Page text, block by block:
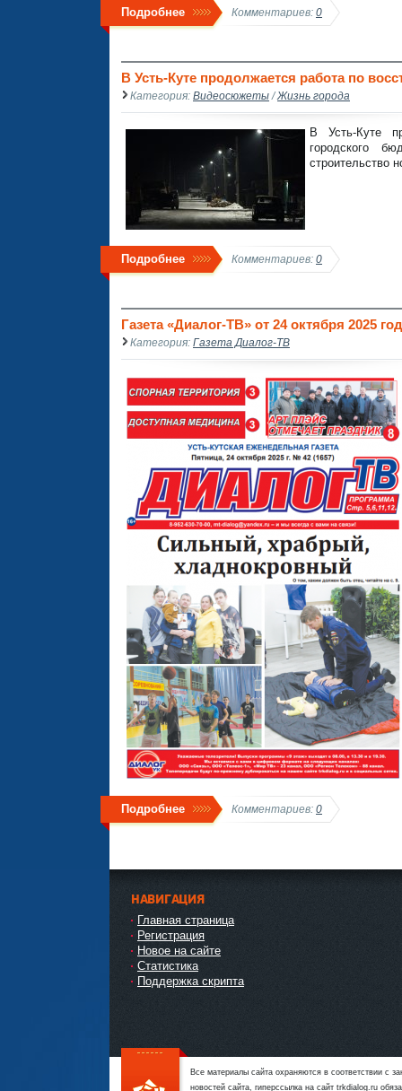
Подробнее Комментариев: 0
В Усть-Куте продолжается работа по
Категория: Видеосюжеты /Жизнь города
В Усть-Куте
городского
строительство
Подробнее Комментариев: 0
Газета «Диалог-ТВ» от 24 октября 2025
Категория: Газета Диалог-ТВ
Подробнее Комментариев: 0
НАВИГАЦИЯ
Главная страница
Регистрация
Новое на сайте
Статистика
Поддержка скрипта
Все материалы сайта охраняются в соответствии с
новостей сайта, гиперссылка на сайт trkdialog.ru